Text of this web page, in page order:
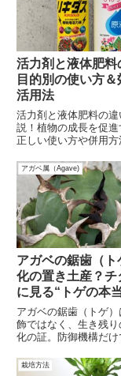
活力剤と液体肥料
目的別の使い方
活用法
活力剤と液体肥料の
説！植物の成長を促
正しい使い方や併用方
る植物に最適な栄養
ましょう。
アガベ属（Agave)
アガベの鋸歯（ト
化の置き土産？チ
に見る“トゲの本
アガベの鋸歯（トゲ
飾ではなく、生き残り
化の証。防御機構だけ
ノタ系の魅力を科学的
栽培方法